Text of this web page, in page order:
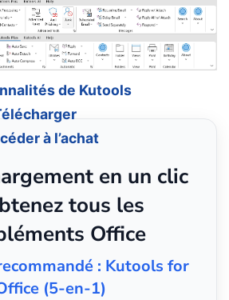
de Kutools
à l’achat
en un clic
tous les
Office
: Kutools for
(5-en-1)